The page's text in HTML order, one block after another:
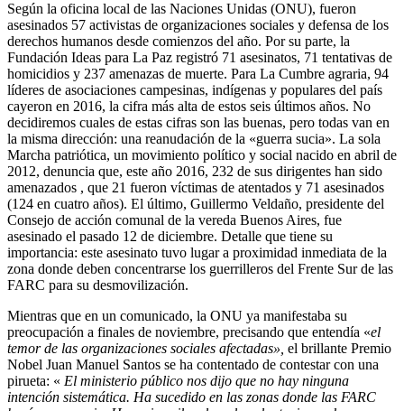
Según la oficina local de las Naciones Unidas (ONU), fueron
asesinados 57 activistas de organizaciones sociales y defensa de los
derechos humanos desde comienzos del año. Por su parte, la
Fundación Ideas para La Paz registró 71 asesinatos, 71 tentativas de
homicidios y 237 amenazas de muerte. Para La Cumbre agraria, 94
líderes de asociaciones campesinas, indígenas y populares del país
cayeron en 2016, la cifra más alta de estos seis últimos años. No
decidiremos cuales de estas cifras son las buenas, pero todas van en
la misma dirección: una reanudación de la «guerra sucia». La sola
Marcha patriótica, un movimiento político y social nacido en abril de
2012, denuncia que, este año 2016, 232 de sus dirigentes han sido
amenazados , que 21 fueron víctimas de atentados y 71 asesinados
(124 en cuatro años). El último, Guillermo Veldaño, presidente del
Consejo de acción comunal de la vereda Buenos Aires, fue
asesinado el pasado 12 de diciembre. Detalle que tiene su
importancia: este asesinato tuvo lugar a proximidad inmediata de la
zona donde deben concentrarse los guerrilleros del Frente Sur de las
FARC para su desmovilización.
Mientras que en un comunicado, la ONU ya manifestaba su
preocupación a finales de noviembre, precisando que entendía «el
temor de las organizaciones sociales afectadas», el brillante Premio
Nobel Juan Manuel Santos se ha contentado de contestar con una
pirueta: « El ministerio público nos dijo que no hay ninguna
intención sistemática. Ha sucedido en las zonas donde las FARC